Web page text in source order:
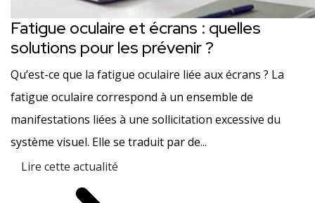
Fatigue oculaire et écrans : quelles
solutions pour les prévenir ?
Qu’est-ce que la fatigue oculaire liée aux écrans ? La
fatigue oculaire correspond à un ensemble de
manifestations liées à une sollicitation excessive du
système visuel. Elle se traduit par de...
Lire cette actualité